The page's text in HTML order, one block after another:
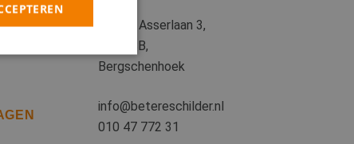
Tobias Asserlaan 3,
2662 SB,
Bergschenhoek
info@betereschilder.nl
010 47 772 31
en